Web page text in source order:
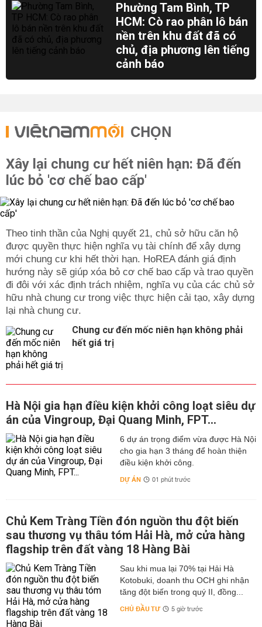
Phường Tam Bình, TP
HCM: Cò rao phân lô bán
nền trên khu đất đã có
chủ, địa phương lên tiếng
cảnh báo
CHỌN
Xây lại chung cư hết niên hạn: Đã đến
lúc bỏ 'cơ chế bao cấp'
Theo tinh thần của Nghị quyết 21, chủ sở hữu căn hộ
được quyền thực hiện nghĩa vụ tài chính để xây dựng
mới chung cư khi hết thời hạn. HoREA đánh giá định
hướng này sẽ giúp xóa bỏ cơ chế bao cấp và trao quyền
đi đôi với xác định trách nhiệm, nghĩa vụ của các chủ sở
hữu nhà chung cư trong việc thực hiện cải tạo, xây dựng
lại nhà chung cư.
Chung cư đến mốc niên hạn không phải
hết giá trị
Hà Nội gia hạn điều kiện khởi công loạt siêu dự
án của Vingroup, Đại Quang Minh, FPT...
6 dự án trọng điểm vừa được Hà Nội
cho gia hạn 3 tháng để hoàn thiện
điều kiện khởi công.
DỰ ÁN 01 phút trước
Chủ Kem Tràng Tiền đón nguồn thu đột biến
sau thương vụ thâu tóm Hải Hà, mở cửa hàng
flagship trên đất vàng 18 Hàng Bài
Sau khi mua lại 70% tại Hải Hà
Kotobuki, doanh thu OCH ghi nhận
tăng đột biến trong quý II, đồng...
CHỦ ĐẦU TƯ 5 giờ trước